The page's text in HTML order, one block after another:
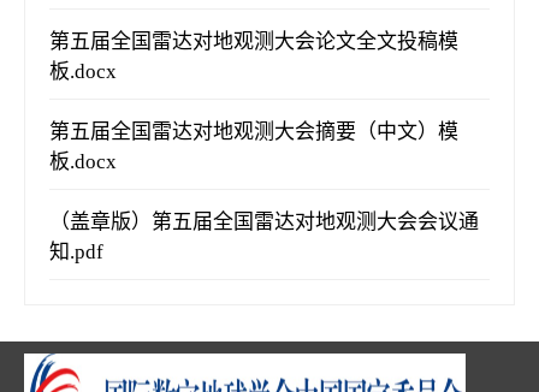
第五届全国雷达对地观测大会论文全文投稿模
板.docx
第五届全国雷达对地观测大会摘要（中文）模
板.docx
（盖章版）第五届全国雷达对地观测大会会议通
知.pdf